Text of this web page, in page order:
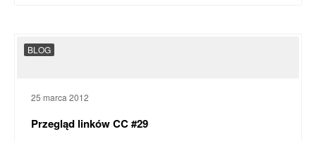
BLOG
25 marca 2012
Przegląd linków CC #29